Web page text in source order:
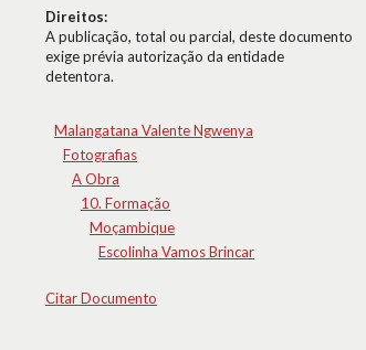
Direitos:
A publicação, total ou parcial, deste documento
exige prévia autorização da entidade
detentora.
Malangatana Valente Ngwenya
Fotografias
A Obra
10. Formação
Moçambique
Escolinha Vamos Brincar
Citar Documento